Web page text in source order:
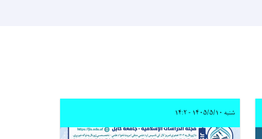
شنبه ۱۴۰۵/۵/۱۰ - ۱۴:۲